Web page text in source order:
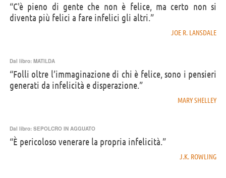
“C'è pieno di gente che non è felice, ma certo non si
diventa più felici a fare infelici gli altri.”
JOE R. LANSDALE
Dal libro: MATILDA
“Folli oltre l’immaginazione di chi è felice, sono i pensieri
generati da infelicità e disperazione.”
MARY SHELLEY
Dal libro: SEPOLCRO IN AGGUATO
“È pericoloso venerare la propria infelicità.”
J.K. ROWLING